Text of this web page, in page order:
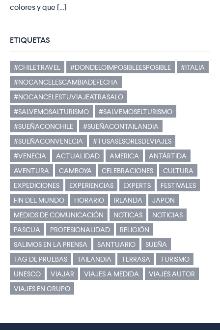
colores y que […]
ETIQUETAS
#CHILETRAVEL #DONDELOIMPOSIBLEESPOSIBLE
#ITALIA
#NOCANCELESCAMBIADEFECHA
#NOCANCELESTUVIAJEATRASALO
#SALVEMOSALTURISMO
#SALVEMOSELTURISMO
#SUEÑACONCHILE
#SUEÑACONTAILANDIA
#SUEÑACONVENECIA
#TUSASESORESDEVIAJES
#VENECIA
ACTUALIDAD AMERICA
ANTÁRTIDA
AVENTURA
CAMBOYA CELEBRACIONES
CULTURA
EXPEDICIONES
EXPERIENCIAS EXPERTS
FESTIVALES
FIN DEL MUNDO
HORARIO IRLANDA
JAPON
MEDIOS DE COMUNICACIÓN
NOTICAS
NOTICIAS
PASCUA
PROFESIONALIDAD
RELIGIÓN
SALIMOS EN LA PRENSA
SANTUARIO
SUEÑA
TAG DE PRUEBAS
TAILANDIA TERRASA
TURISMO
UNESCO
VIAJAR VIAJES A MEDIDA
VIAJES AUTOR
VIAJES EN GRUPO